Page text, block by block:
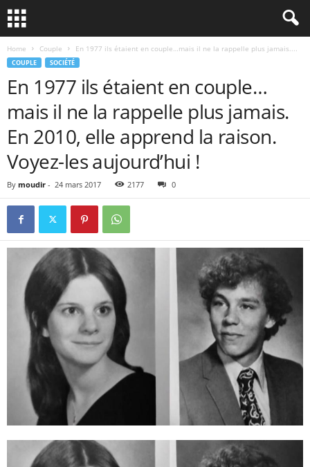
Home Couple En 1977 ils étaient en couple…mais il ne la rappelle plus jamais....
COUPLE SOCIÉTÉ
En 1977 ils étaient en couple…
mais il ne la rappelle plus jamais.
En 2010, elle apprend la raison.
Voyez-les aujourd’hui !
By moudir - 24 mars 2017 2177 0